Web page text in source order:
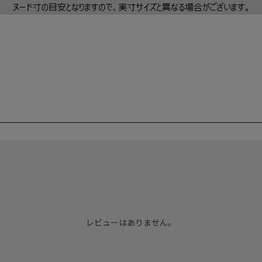
レビューはありません。